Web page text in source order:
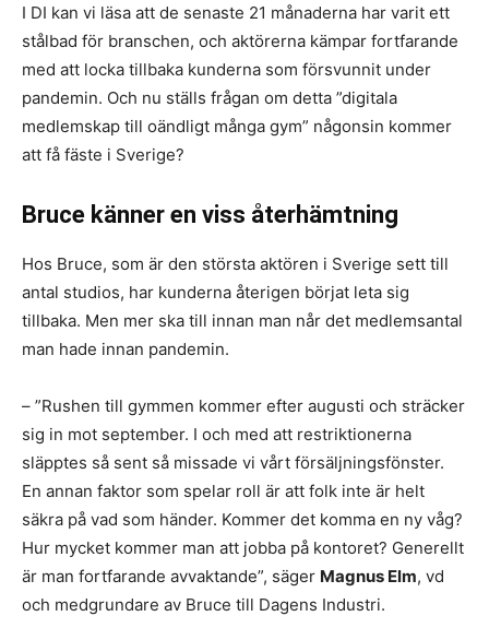
I DI kan vi läsa att de senaste 21 månaderna har varit ett
stålbad för branschen, och aktörerna kämpar fortfarande
med att locka tillbaka kunderna som försvunnit under
pandemin. Och nu ställs frågan om detta ”digitala
medlemskap till oändligt många gym” någonsin kommer
att få fäste i Sverige?
Bruce känner en viss återhämtning
Hos Bruce, som är den största aktören i Sverige sett till
antal studios, har kunderna återigen börjat leta sig
tillbaka. Men mer ska till innan man når det medlemsantal
man hade innan pandemin.
– ”Rushen till gymmen kommer efter augusti och sträcker
sig in mot september. I och med att restriktionerna
släpptes så sent så missade vi vårt försäljningsfönster.
En annan faktor som spelar roll är att folk inte är helt
säkra på vad som händer. Kommer det komma en ny våg?
Hur mycket kommer man att jobba på kontoret? Generellt
är man fortfarande avvaktande”, säger Magnus Elm, vd
och medgrundare av Bruce till Dagens Industri.